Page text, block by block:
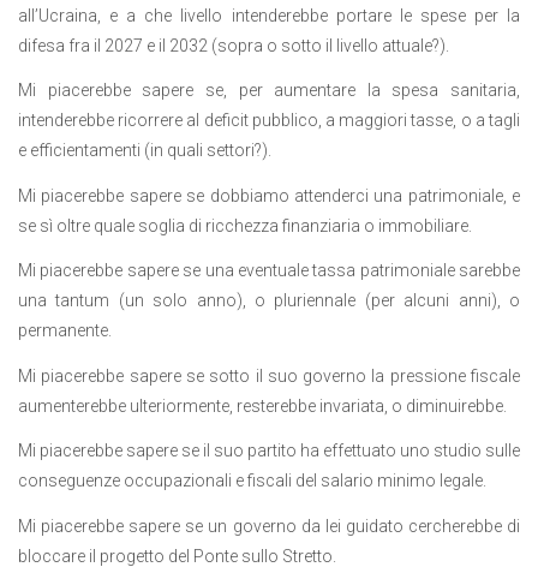
all’Ucraina, e a che livello intenderebbe portare le spese per la
difesa fra il 2027 e il 2032 (sopra o sotto il livello attuale?).
Mi piacerebbe sapere se, per aumentare la spesa sanitaria,
intenderebbe ricorrere al deficit pubblico, a maggiori tasse, o a tagli
e efficientamenti (in quali settori?).
Mi piacerebbe sapere se dobbiamo attenderci una patrimoniale, e
se sì oltre quale soglia di ricchezza finanziaria o immobiliare.
Mi piacerebbe sapere se una eventuale tassa patrimoniale sarebbe
una tantum (un solo anno), o pluriennale (per alcuni anni), o
permanente.
Mi piacerebbe sapere se sotto il suo governo la pressione fiscale
aumenterebbe ulteriormente, resterebbe invariata, o diminuirebbe.
Mi piacerebbe sapere se il suo partito ha effettuato uno studio sulle
conseguenze occupazionali e fiscali del salario minimo legale.
Mi piacerebbe sapere se un governo da lei guidato cercherebbe di
bloccare il progetto del Ponte sullo Stretto.